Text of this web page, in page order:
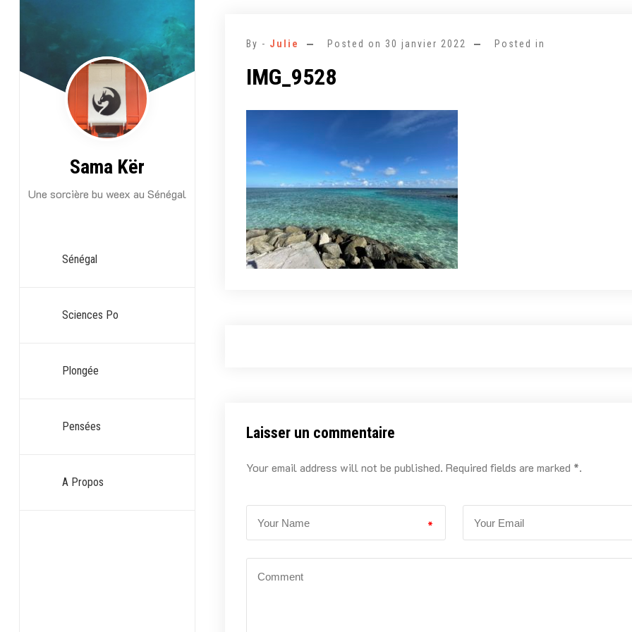
Sama Kër
Une sorcière bu weex au Sénégal
Sénégal
Sciences Po
Plongée
Pensées
A Propos
By - Julie Posted on 30 janvier 2022 Posted in
IMG_9528
Laisser un commentaire
Your email address will not be published. Required fields are marked *.
*